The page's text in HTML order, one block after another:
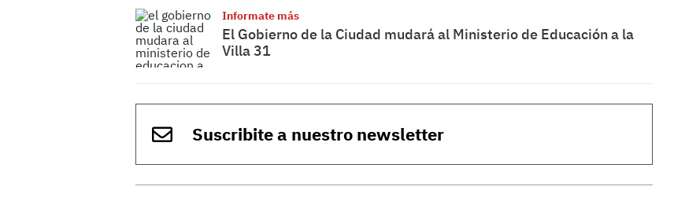
Informate más
El Gobierno de la Ciudad mudará al Ministerio de Educación a la
Villa 31
Suscribite a nuestro newsletter